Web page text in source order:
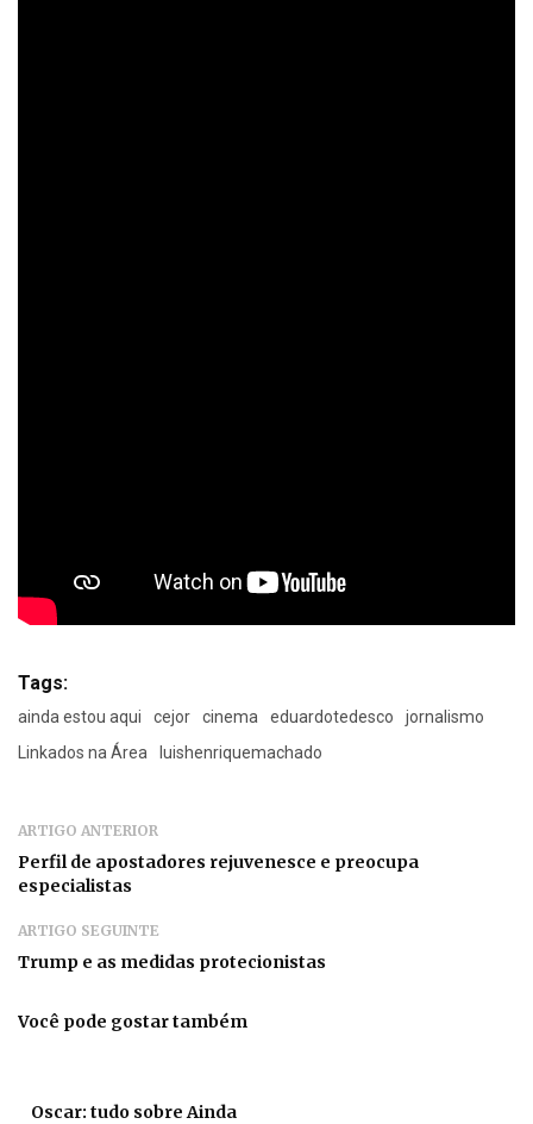
Tags:
ainda estou aqui cejor cinema eduardotedesco
jornalismo
Linkados na Área
luishenriquemachado
ARTIGO ANTERIOR
Perfil de apostadores rejuvenesce e preocupa
especialistas
ARTIGO SEGUINTE
Trump e as medidas protecionistas
Você pode gostar também
Oscar: tudo sobre Ainda